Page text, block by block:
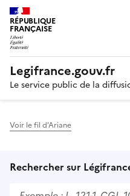
RÉPUBLIQUE
FRANÇAISE
Legifrance.gouv.fr
Le service public de la
Voir le fil d'Ariane
Rechercher sur